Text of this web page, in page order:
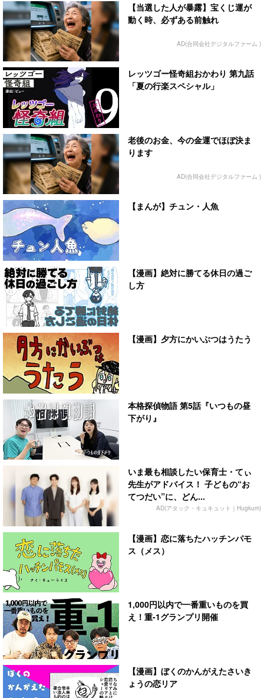
【当選した人が暴露】宝くじ運が
動く時、必ずある前触れ
AD(合同会社デジタルファーム )
レッツゴー怪奇組おかわり 第九話
「夏の行楽スペシャル」
老後のお金、今の金運でほぼ決ま
ります
AD(合同会社デジタルファーム )
【まんが】チュン・人魚
【漫画】絶対に勝てる休日の過ご
し方
【漫画】夕方にかいぶつはうたう
本格探偵物語 第5話『いつもの昼
下がり』
いま最も相談したい保育士・てぃ
先生がアドバイス！ 子どもの“お
てつだい”に、どん...
AD(アタック・キュキュット｜Hugkum)
【漫画】恋に落ちたハッチンパモ
ス（メス）
1,000円以内で一番重いものを買
え！重-1グランプリ開催
【漫画】ぼくのかんがえたさいき
ょうの恋リア